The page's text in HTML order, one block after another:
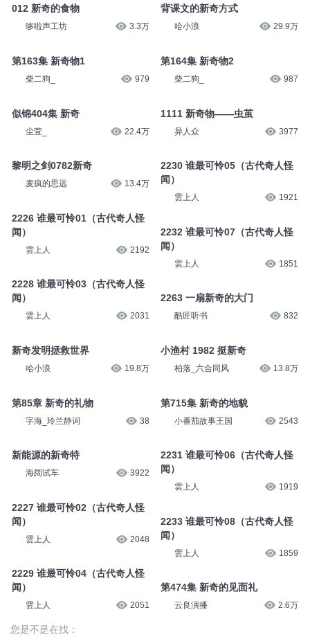
012 新奇的食物
哆啦声工坊 3.3万
第163集 新奇物1
柴二狗_ 979
似锦404集 新奇
尘萱_ 22.4万
黎明之剑0782新奇
麦疯的思远 13.4万
2226 谁最可怜01（古代奇人怪
闻）
雲上人 2192
2228 谁最可怜03（古代奇人怪
闻）
雲上人 2031
新奇发明拯救世界
哈小浪 19.8万
第85章 新奇的礼物
字海_玲兰静词 38
新能源的新奇特
海阔试车 3922
2227 谁最可怜02（古代奇人怪
闻）
雲上人 2048
2229 谁最可怜04（古代奇人怪
闻）
雲上人 2051
背课文的新奇方式
哈小浪 29.9万
第164集 新奇物2
柴二狗_ 987
1111 新奇物——虫茧
异人众 3977
2230 谁最可怜05（古代奇人怪
闻）
雲上人 1921
2232 谁最可怜07（古代奇人怪
闻）
雲上人 1851
2263 一扇新奇的大门
酷匠听书 832
小渔村 1982 挺新奇
柏落_六合同风 13.8万
第715集 新奇的地貌
小番茄故事王国 2543
2231 谁最可怜06（古代奇人怪
闻）
雲上人 1919
2233 谁最可怜08（古代奇人怪
闻）
雲上人 1859
第474集 新奇的见面礼
云良演播 2.6万
您是不是在找：